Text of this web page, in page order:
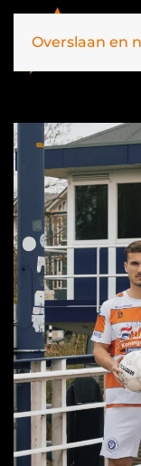
Overslaan en